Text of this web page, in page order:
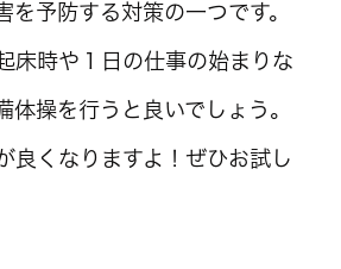
を予防する対策の一つです。
床時や１日の仕事の始まりな
体操を行うと良いでしょう。
良くなりますよ！ぜひお試し